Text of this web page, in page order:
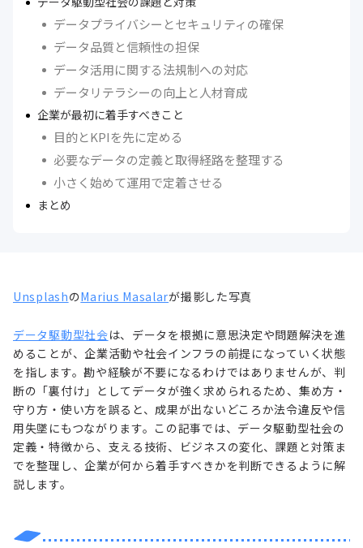
データプライバシーとセキュリティの確保
データ品質と信頼性の担保
データ活用に関する法規制への対応
データリテラシーの向上と人材育成
企業が最初に着手すべきこと
目的とKPIを先に定める
必要なデータの定義と取得経路を整理する
小さく始めて運用で定着させる
まとめ
UnsplashのMarius Masalarが撮影した写真
データ駆動型社会は、データを根拠に意思決定や問題解決を進
めることが、企業活動や社会インフラの前提になっていく状態
を指します。勘や経験が不要になるわけではありませんが、判
断の「裏付け」としてデータが強く求められるため、集め方・
守り方・使い方を誤ると、成果が出ないどころか法令違反や信
用失墜にもつながります。この記事では、データ駆動型社会の
定義・特徴から、支える技術、ビジネスの変化、課題と対策ま
でを整理し、企業が何から着手すべきかを判断できるように解
説します。